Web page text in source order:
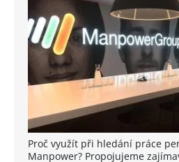
Proč využít při hledání práce
Manpower? Propojujeme